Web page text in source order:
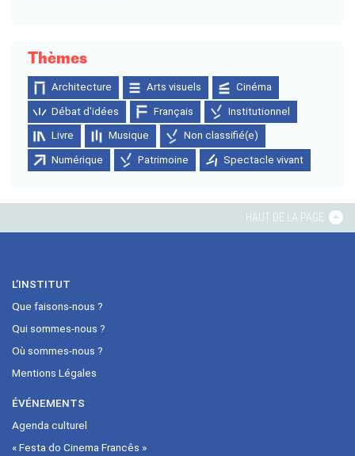
Thèmes
Architecture Arts visuels Cinéma
Débat d'idées Français Institutionnel
Livre Musique Non classifié(e)
Numérique Patrimoine Spectacle vivant
HAUT DE LA PAGE
L’INSTITUT
Que faisons-nous ?
Qui sommes-nous ?
Où sommes-nous ?
Mentions Légales
ÉVÉNEMENTS
Agenda culturel
« Festa do Cinema Francês »